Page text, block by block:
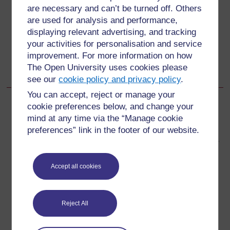
are necessary and can’t be turned off. Others
are used for analysis and performance,
displaying relevant advertising, and tracking
your activities for personalisation and service
improvement. For more information on how
The Open University uses cookies please
see ourcookie policy and privacy policy.
You can accept, reject or manage your
cookie preferences below, and change your
mind at any time via the “Manage cookie
preferences” link in the footer of our website.
Accept all cookies
Reject All
2.2.3 Cobertura integral de las principales dimensiones
Siguiente
Siguiente
2.2.5 Datos relevantes y gestión
Para más información, consulta nuestra sección de
preguntas frecuentes, donde quizás puedas encontrar las
¿Tienes alguna pregunta?
Si ha visto algo que le preocupe en este sitio web, no